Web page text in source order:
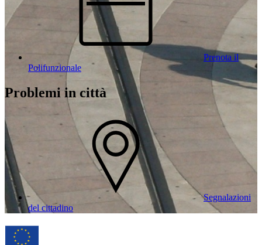
Prenota il
Polifunzionale
Problemi in città
Segnalazioni
del cittadino